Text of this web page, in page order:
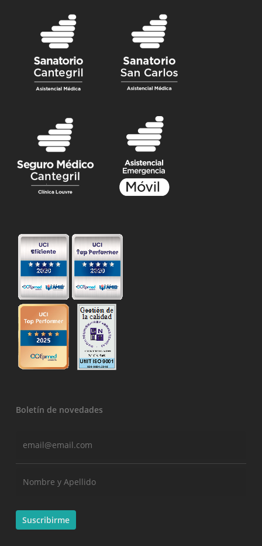
Boletín de novedades